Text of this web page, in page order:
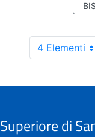
4 Elementi
di